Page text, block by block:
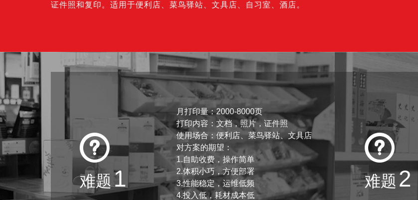
证件照和复印。适用于便利店、菜鸟驿站、文具店、自习室、酒店。
难题1
月打印量：2000-8000页
打印内容：文档，照片，证件照
使用场合：便利店、菜鸟驿站、文具店
对方案的期望：
1.自助收费，操作简单
2.体积小巧，方便部署
3.性能稳定，运维低频
4.投入低，耗材成本低
难题2